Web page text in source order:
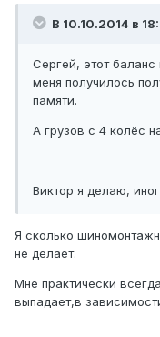
В 10.10.2014 в
Сергей, этот
меня получилось
памяти.
А грузов с 4 колёс
Виктор я делаю,
Я сколько
не делает.
Мне практически
выпадает,в